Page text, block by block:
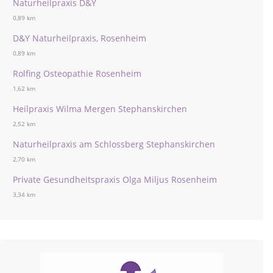
Naturheilpraxis D&Y
0,89 km
D&Y Naturheilpraxis, Rosenheim
0,89 km
Rolfing Osteopathie Rosenheim
1,62 km
Heilpraxis Wilma Mergen Stephanskirchen
2,52 km
Naturheilpraxis am Schlossberg Stephanskirchen
2,70 km
Private Gesundheitspraxis Olga Miljus Rosenheim
3,34 km